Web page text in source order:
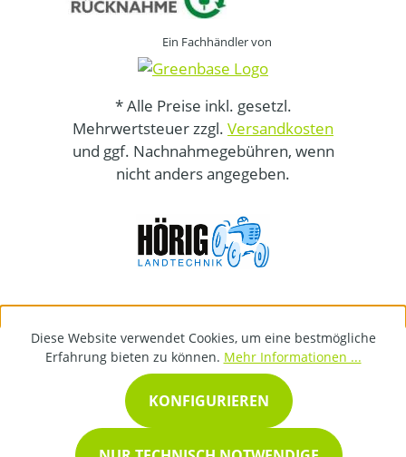
Ein Fachhändler von
* Alle Preise inkl. gesetzl.
Mehrwertsteuer zzgl. Versandkosten
und ggf. Nachnahmegebühren, wenn
nicht anders angegeben.
Diese Website verwendet Cookies, um eine bestmögliche
Erfahrung bieten zu können. Mehr Informationen ...
KONFIGURIEREN